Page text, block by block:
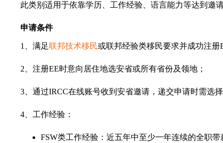
此类别适用于依靠学历、工作经验、语言能力等达到邀
申请条件
1、满足联邦技术移民或联邦经验类移民要求并成功注册
2、注册EE时意向居住地选安省或所有省份及领地；
3、通过IRCC在线账号收到安省邀请，递交申请时需选
4、工作经验：
FSW类工作经验：近五年中至少一年连续的全职